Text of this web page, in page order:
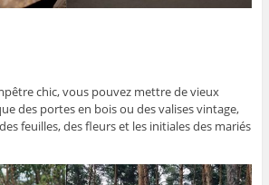
chic, vous pouvez mettre de vieux
des portes en bois ou des valises vintage,
feuilles, des fleurs et les initiales des mariés